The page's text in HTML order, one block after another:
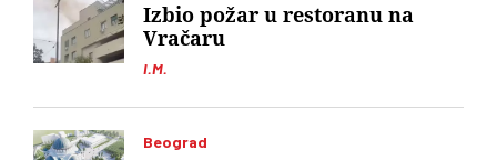
I.M.
Izbio požar u restoranu na
Vračaru
Beograd